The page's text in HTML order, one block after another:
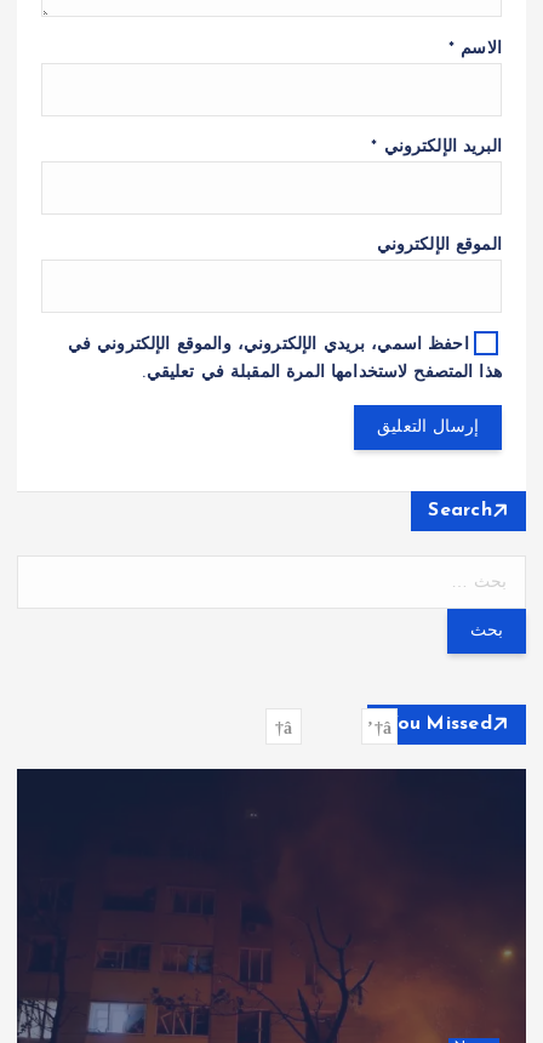
الاسم *
البريد الإلكتروني *
الموقع الإلكتروني
احفظ اسمي، بريدي الإلكتروني، والموقع الإلكتروني في
هذا المتصفح لاستخدامها المرة المقبلة في تعليقي.
Search
ح
ع
You Missed